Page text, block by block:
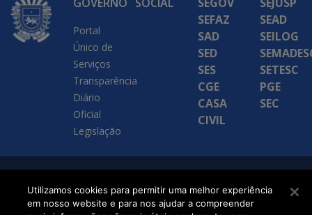
Portal
Único de
Serviços
Transparência
Diário
Oficial
Legislação
SEFAZ
SAD
SED
SES
CGE
CASA
CIVIL
SEAD
SEILOG
SETESC
PGE
SEC
SETDIG | Secretaria-
Executiva de
Utilizamos cookies para permitir uma melhor experiência
em nosso website e para nos ajudar a compreender